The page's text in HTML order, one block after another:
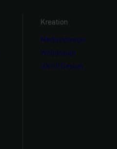
Kreation
Mediendesign
Webdesign
UX/UI Design